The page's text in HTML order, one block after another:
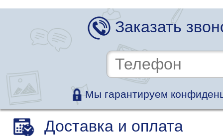
Заказать
Мы гарантируем
Доставка и оплата